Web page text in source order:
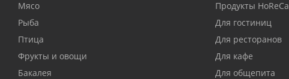
Мясо
Рыба
Птица
Фрукты и овощи
Бакалея
Продукты HoReCa
Для гостиниц
Для ресторанов
Для кафе
Для общепита